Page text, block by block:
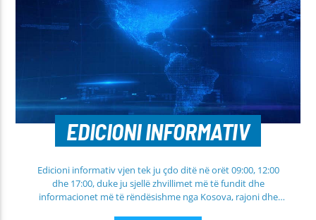
EDICIONI INFORMATIV
Edicioni informativ vjen tek ju çdo ditë në orët 09:00, 12:00
dhe 17:00, duke ju sjellë zhvillimet më të fundit dhe
informacionet më të rëndësishme nga Kosova, rajoni dhe